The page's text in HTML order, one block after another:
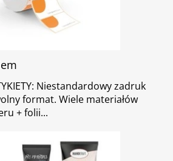
Niestandardowy zadruk
format. Wiele materiałów
+ folii